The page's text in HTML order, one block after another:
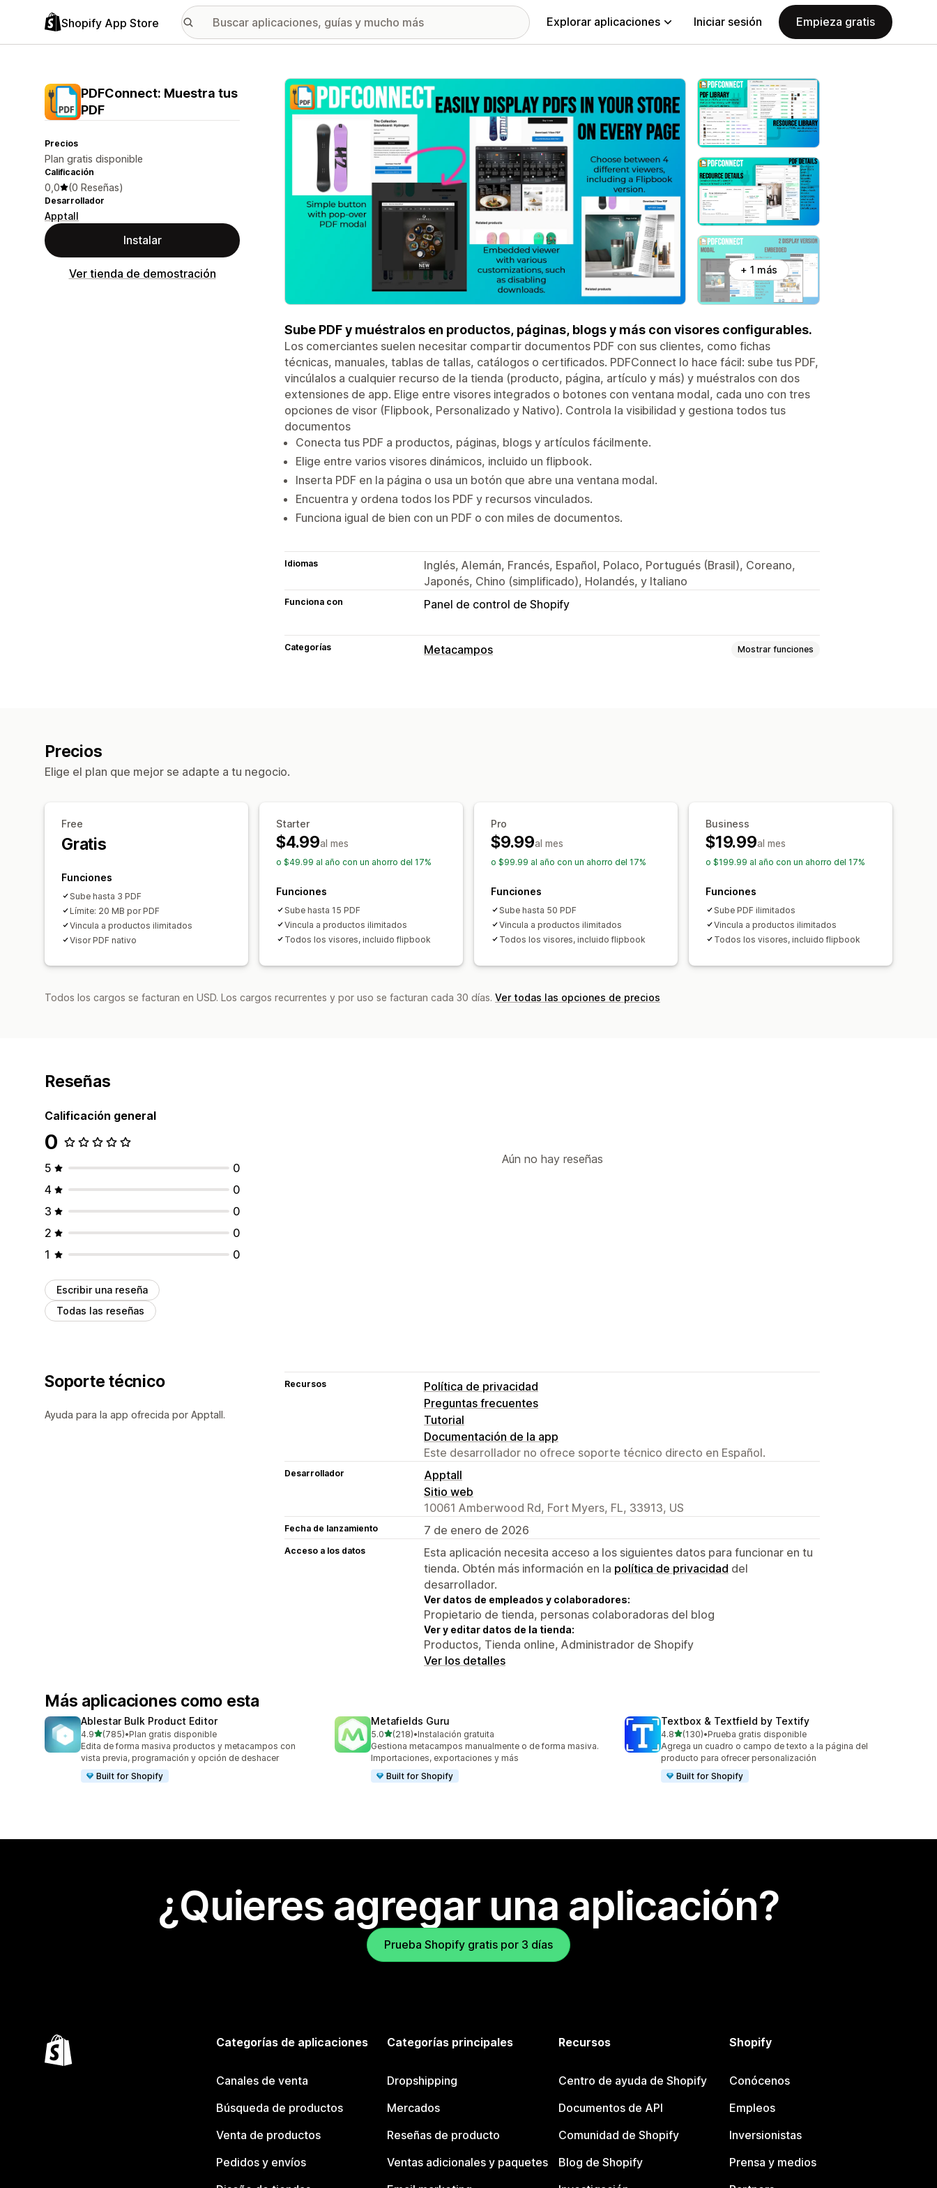
Shopify App Store Explorar aplicaciones Iniciar sesión Empieza gratis
PDFConnect: Muestra tus
PDF
Precios
Plan gratis disponible
Calificación
0,0 (0 Reseñas)
Desarrollador
Apptall
Instalar
Ver tienda de demostración
Galería de imágenes destacadas
+ 1 más
Sube PDF y muéstralos en productos, páginas, blogs y más con visores configurables.
Los comerciantes suelen necesitar compartir documentos PDF con sus clientes, como fichas
técnicas, manuales, tablas de tallas, catálogos o certificados. PDFConnect lo hace fácil: sube tus PDF,
vincúlalos a cualquier recurso de la tienda (producto, página, artículo y más) y muéstralos con dos
extensiones de app. Elige entre visores integrados o botones con ventana modal, cada uno con tres
opciones de visor (Flipbook, Personalizado y Nativo). Controla la visibilidad y gestiona todos tus
documentos
Conecta tus PDF a productos, páginas, blogs y artículos fácilmente.
Elige entre varios visores dinámicos, incluido un flipbook.
Inserta PDF en la página o usa un botón que abre una ventana modal.
Encuentra y ordena todos los PDF y recursos vinculados.
Funciona igual de bien con un PDF o con miles de documentos.
Idiomas
Inglés, Alemán, Francés, Español, Polaco, Portugués (Brasil), Coreano,
Japonés, Chino (simplificado), Holandés, y Italiano
Funciona con Panel de control de Shopify
Categorías Metacampos Mostrar funciones
Precios
Elige el plan que mejor se adapte a tu negocio.
Free
Gratis
Funciones
Sube hasta 3 PDF
Límite: 20 MB por PDF
Vincula a productos ilimitados
Visor PDF nativo
Starter
$4.99al mes
o $49.99 al año con un ahorro del 17%
Funciones
Sube hasta 15 PDF
Vincula a productos ilimitados
Todos los visores, incluido flipbook
Pro
$9.99al mes
o $99.99 al año con un ahorro del 17%
Funciones
Sube hasta 50 PDF
Vincula a productos ilimitados
Todos los visores, incluido flipbook
Business
$19.99al mes
o $199.99 al año con un ahorro del 17%
Funciones
Sube PDF ilimitados
Vincula a productos ilimitados
Todos los visores, incluido flipbook
Todos los cargos se facturan en USD. Los cargos recurrentes y por uso se facturan cada 30 días. Ver todas las opciones de precios
Reseñas
Calificación general
0
5
0
4
0
3
0
2
0
1
0
Escribir una reseña
Todas las reseñas
Aún no hay reseñas
Soporte técnico
Ayuda para la app ofrecida por Apptall.
Recursos
Política de privacidad
Preguntas frecuentes
Tutorial
Documentación de la app
Este desarrollador no ofrece soporte técnico directo en Español.
Desarrollador
Apptall
Sitio web
10061 Amberwood Rd, Fort Myers, FL, 33913, US
Fecha de lanzamiento 7 de enero de 2026
Acceso a los datos
Esta aplicación necesita acceso a los siguientes datos para funcionar en tu
tienda. Obtén más información en la política de privacidad del
desarrollador.
Ver datos de empleados y colaboradores:
Propietario de tienda, personas colaboradoras del blog
Ver y editar datos de la tienda:
Productos, Tienda online, Administrador de Shopify
Ver los detalles
Más aplicaciones como esta
Ablestar Bulk Product Editor
4.9de 5 estrellas
(785)
785 reseñas en total
•Plan gratis disponible
Edita de forma masiva productos y metacampos con
vista previa, programación y opción de deshacer
Built for Shopify
Metafields Guru
5.0de 5 estrellas
(218)
218 reseñas en total
•Instalación gratuita
Gestiona metacampos manualmente o de forma masiva.
Importaciones, exportaciones y más
Built for Shopify
Textbox & Textfield by Textify
4.8de 5 estrellas
(130)
130 reseñas en total
•Prueba gratis disponible
Agrega un cuadro o campo de texto a la página del
producto para ofrecer personalización
Built for Shopify
¿Quieres agregar una aplicación?
Prueba Shopify gratis por 3 días
Categorías de aplicaciones
Canales de venta
Búsqueda de productos
Venta de productos
Pedidos y envíos
Categorías principales
Dropshipping
Mercados
Reseñas de producto
Ventas adicionales y paquetes
Recursos
Centro de ayuda de Shopify
Documentos de API
Comunidad de Shopify
Blog de Shopify
Shopify
Conócenos
Empleos
Inversionistas
Prensa y medios